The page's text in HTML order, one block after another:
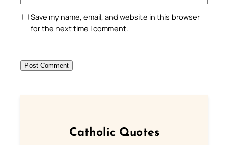
Save my name, email, and website in this browser
for the next time I comment.
Catholic Quotes